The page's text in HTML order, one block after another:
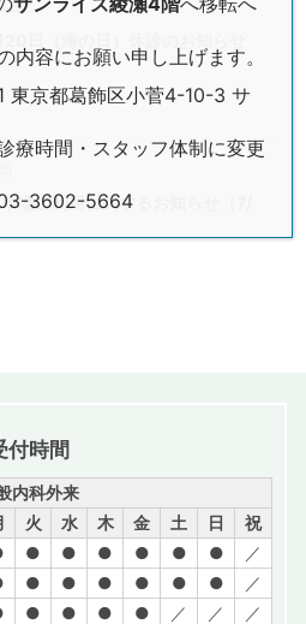
日
日（海の日）休診のお知らせ
場ご利用に関するお知らせ（7/
付時間
内科外来
火 水 木 金 土 日
祝
● ● ● ● ● ●
／
● ● ● ● ● ●
／
● ● ● ● ／ ／
／
内容にお願い申し上げます。
東京都葛飾区小菅4-10-3 サ
療時間・スタッフ体制に変更
03-3602-5664